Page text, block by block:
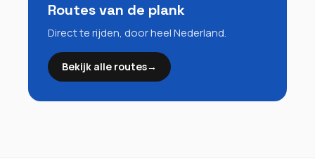
Routes van de plank
Direct te rijden, door heel Nederland.
Bekijk alle routes→